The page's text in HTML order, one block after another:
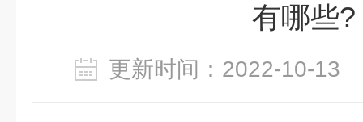
有哪些?
更新时间：2022-10-